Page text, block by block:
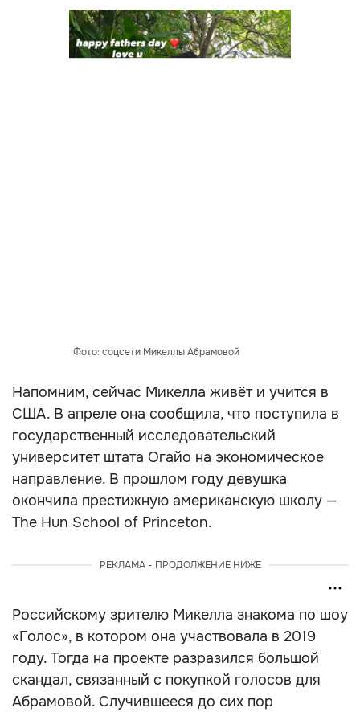
Фото: соцсети Микеллы Абрамовой
Напомним, сейчас Микелла живёт и учится в
США. В апреле она сообщила, что поступила в
государственный исследовательский
университет штата Огайо на экономическое
направление. В прошлом году девушка
окончила престижную американскую школу —
The Hun School of Princeton.
РЕКЛАМА - ПРОДОЛЖЕНИЕ НИЖЕ
Российскому зрителю Микелла знакома по шоу
«Голос», в котором она участвовала в 2019
году. Тогда на проекте разразился большой
скандал, связанный с покупкой голосов для
Абрамовой. Случившееся до сих пор